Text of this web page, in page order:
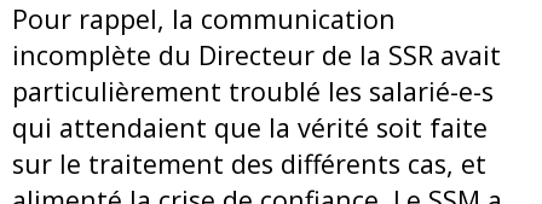
Pour rappel, la communication
incomplète du Directeur de la SSR avait
particulièrement troublé les salarié-e-s
qui attendaient que la vérité soit faite
sur le traitement des différents cas, et